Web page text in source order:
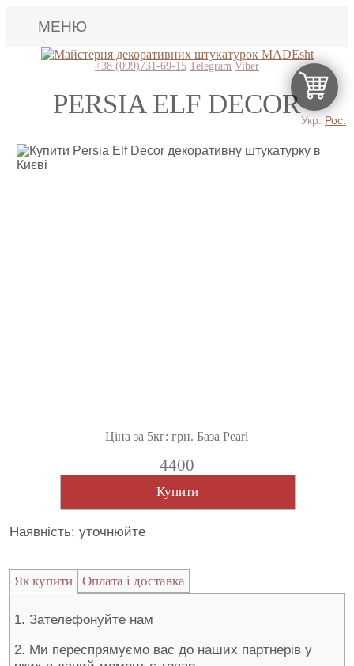
МЕНЮ
Lincrusta
Наші роботи
Картини
+38 (099)731-69-15 Telegram Viber
PERSIA ELF DECOR
Ціна за 5кг: грн. База Pearl
4400
Купити
Наявність: уточнюйте
Як купити Оплата і доставка
1. Зателефонуйте нам
2. Ми переспрямуємо вас до наших партнерів у
Укр. Рос.